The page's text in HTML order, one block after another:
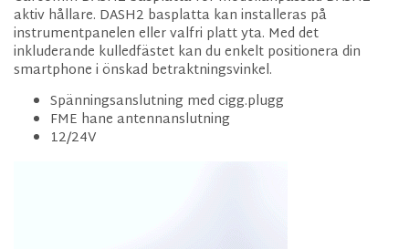
aktiv hållare. DASH2 basplatta kan installeras på
instrumentpanelen eller valfri platt yta. Med det
inkluderande kulledfästet kan du enkelt positionera din
smartphone i önskad betraktningsvinkel.
Spänningsanslutning med cigg.plugg
FME hane antennanslutning
12/24V